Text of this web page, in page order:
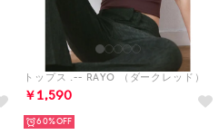
トップス .-- RAYO （ダークレッド）
￥1,590
60%